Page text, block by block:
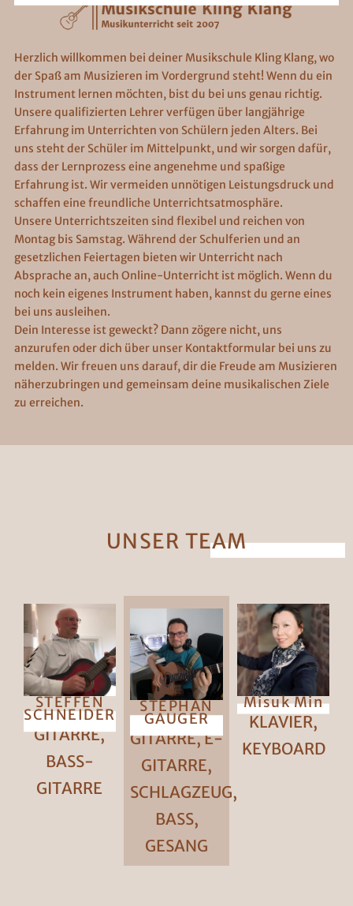
Herzlich willkommen bei deiner Musikschule Kling Klang, wo
der Spaß am Musizieren im Vordergrund steht! Wenn du ein
Instrument lernen möchten, bist du bei uns genau richtig.
Unsere qualifizierten Lehrer verfügen über langjährige
Erfahrung im Unterrichten von Schülern jeden Alters. Bei
uns steht der Schüler im Mittelpunkt, und wir sorgen dafür,
dass der Lernprozess eine angenehme und spaßige
Erfahrung ist. Wir vermeiden unnötigen Leistungsdruck und
schaffen eine freundliche Unterrichtsatmosphäre.
Unsere Unterrichtszeiten sind flexibel und reichen von
Montag bis Samstag. Während der Schulferien und an
gesetzlichen Feiertagen bieten wir Unterricht nach
Absprache an, auch Online-Unterricht ist möglich. Wenn du
noch kein eigenes Instrument haben, kannst du gerne eines
bei uns ausleihen.
Dein Interesse ist geweckt? Dann zögere nicht, uns
anzurufen oder dich über unser Kontaktformular bei uns zu
melden. Wir freuen uns darauf, dir die Freude am Musizieren
näherzubringen und gemeinsam deine musikalischen Ziele
zu erreichen.
UNSER TEAM
STEFFEN
SCHNEIDER
GITARRE,
BASS-
GITARRE
STEPHAN
GAUGER
GITARRE, E-
GITARRE,
SCHLAGZEUG,
BASS,
GESANG
Misuk Min
KLAVIER,
KEYBOARD